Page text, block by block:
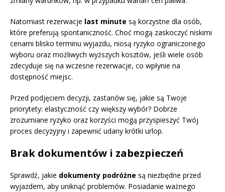
Natomiast rezerwacje last minute są korzystne dla osób,
które preferują spontaniczność. Choć mogą zaskoczyć niskimi
cenami blisko terminu wyjazdu, niosą ryzyko ograniczonego
wyboru oraz możliwych wyższych kosztów, jeśli wiele osób
zdecyduje się na wczesne rezerwacje, co wpłynie na
dostępność miejsc.
Przed podjęciem decyzji, zastanów się, jakie są Twoje
priorytety: elastyczność czy większy wybór? Dobrze
zrozumiane ryzyko oraz korzyści mogą przyspieszyć Twój
proces decyzyjny i zapewnić udany krótki urlop.
Brak dokumentów i zabezpieczeń
Sprawdź, jakie dokumenty podróżne są niezbędne przed
wyjazdem, aby uniknąć problemów. Posiadanie ważnego